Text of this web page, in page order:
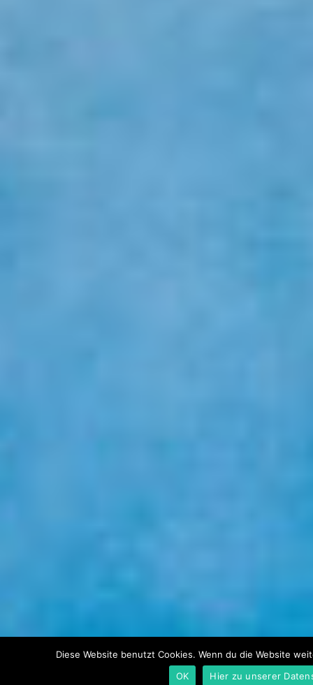
Diese Website benutzt Cookies. Wenn du die Website
OK
Hier zu unserer